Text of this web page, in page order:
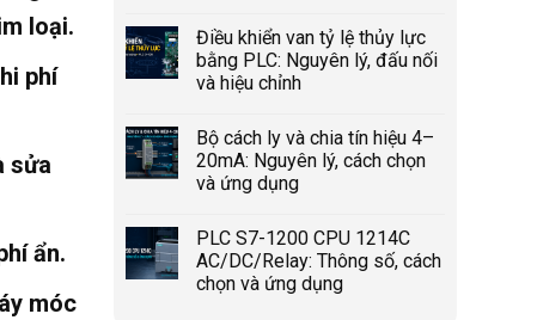
loại.
phí
sửa
ẩn.
móc
Điều khiển van tỷ lệ thủy lực
bằng PLC: Nguyên lý, đấu nối
và hiệu chỉnh
Bộ cách ly và chia tín hiệu 4–
20mA: Nguyên lý, cách chọn
và ứng dụng
PLC S7-1200 CPU 1214C
AC/DC/Relay: Thông số, cách
chọn và ứng dụng